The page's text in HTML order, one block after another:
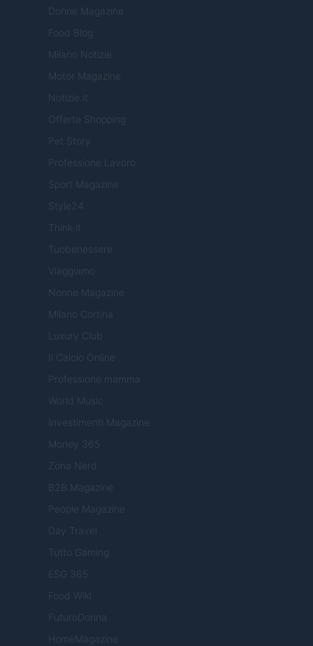
Donne Magazine
Food Blog
Milano Notizie
Motor Magazine
Notizie.it
Offerte Shopping
Pet Story
Professione Lavoro
Sport Magazine
Style24
Think.it
Tuobenessere
Viaggiamo
Nonne Magazine
Milano Cortina
Luxury Club
Il Calcio Online
Professione mamma
World Music
Investimenti Magazine
Money 365
Zona Nerd
B2B Magazine
People Magazine
Day Travel
Tutto Gaming
ESG 365
Food Wiki
FuturoDonna
HomeMagazine